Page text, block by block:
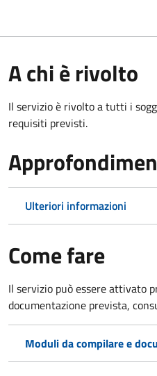
A chi è rivolto
Il servizio è rivolto a tutti i
requisiti previsti.
Ulteriori informazioni
Come fare
Il servizio può essere attivato
documentazione prevista,
Moduli da compilare e